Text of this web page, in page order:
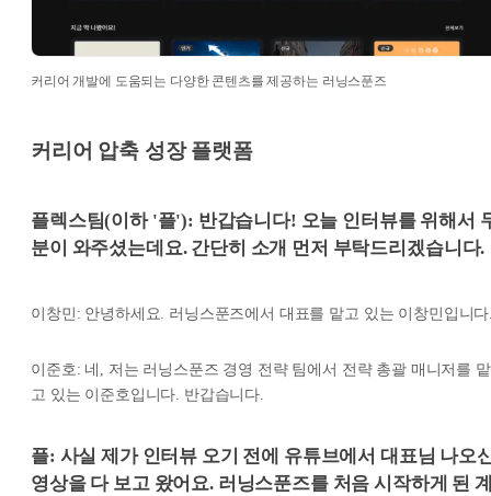
커리어 개발에 도움되는 다양한 콘텐츠를 제공하는 러닝스푼즈
커리어 압축 성장 플랫폼
플렉스팀(이하 '플'): 반갑습니다! 오늘 인터뷰를 위해서
분이 와주셨는데요. 간단히 소개 먼저 부탁드리겠습니다.
이창민: 안녕하세요. 러닝스푼즈에서 대표를 맡고 있는 이창민입니
이준호: 네, 저는 러닝스푼즈 경영 전략 팀에서 전략 총괄 매니저를 맡
고 있는 이준호입니다. 반갑습니다.
플: 사실 제가 인터뷰 오기 전에 유튜브에서 대표님 나오
영상을 다 보고 왔어요. 러닝스푼즈를 처음 시작하게 된